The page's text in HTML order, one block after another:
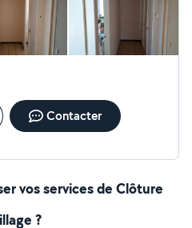
Contacter
vos services de Clôture
?